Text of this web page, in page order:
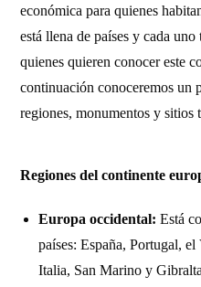
económica para quienes
está llena de países y cada
quienes quieren conocer este
continuación conoceremos un
regiones, monumentos y sitios
Regiones del continente
Europa occidental:Está
países: España, Portugal,
Italia, San Marino y